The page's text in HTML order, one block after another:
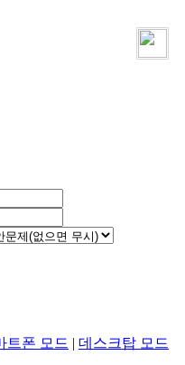
트폰 모드 | 데스크탑 모드